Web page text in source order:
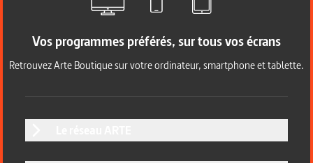
Vos programmes préférés, sur tous vos écrans
Retrouvez Arte Boutique sur votre ordinateur, smartphone et tablette.